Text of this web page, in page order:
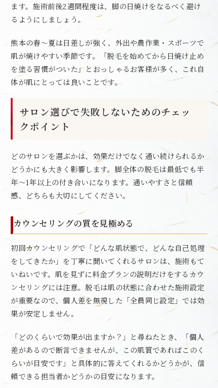
ます。施術前後2週間程度は、脚の日焼けをなるべく避け
るようにしましょう。
熊本の春〜夏は日差しが強く、外出や農作業・スポーツで
肌が焼けやすい季節です。「脱毛を始めてから日焼け止め
を塗る習慣がついた」とおっしゃるお客様が多く、これ自
体が肌にとっては良いことです。
サロン選びで失敗しないためのチェッ
クポイント
どのサロンを選ぶかは、効果だけでなく通い続けられるか
どうかにも大きく影響します。脚全体の脱毛は最低でも半
年〜1年以上の付き合いになります。通いやすさと信頼
感、どちらも大切にしてください。
カウンセリングの質を見極める
初回カウンセリングで「どんな肌状態で、どんな自己処理
をしてきたか」を丁寧に聞いてくれるサロンは、施術もて
いねいです。肌を見ずに料金プランの説明だけをするカウ
ンセリングには注意。脱毛は肌の状態に合わせた施術設定
が重要なので、個人差を無視した「全員同じ設定」では効
果が安定しません。
「どのくらいで効果が出ますか？」と尋ねたとき、「個人
差があるので断言できませんが、この肌質であればこのく
らいが目安です」と具体的に答えてくれるかどうかが、信
頼できる担当者かどうかの目安になります。